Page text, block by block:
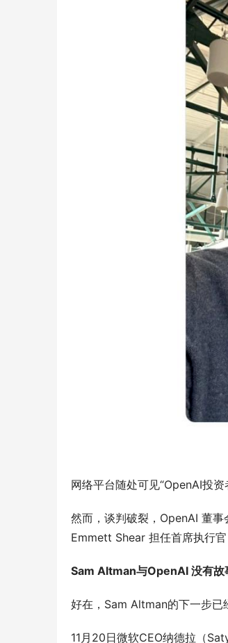
网络平台随处可见“OpenAI投
然而，谈判破裂，OpenAI 董
Emmett Shear 担任首席执行
Sam Altman与OpenAI 没有
好在，Sam Altman的下一步已
11月20日微软CEO纳德拉（